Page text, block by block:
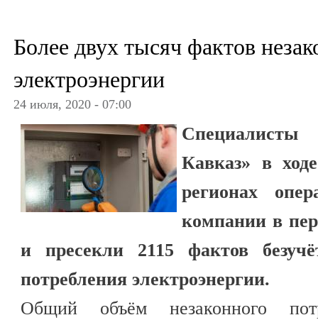
Более двух тысяч фактов
электроэнергии
24 июля, 2020 - 07:00
Кавказ» в
регионах
компании в
и пресекли 2115 фактов
потребления электроэнергии.
Общий объём незаконного